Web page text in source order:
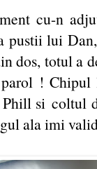
cu-n
pustii lui
dos, totul a
parol !
si coltul
ala imi